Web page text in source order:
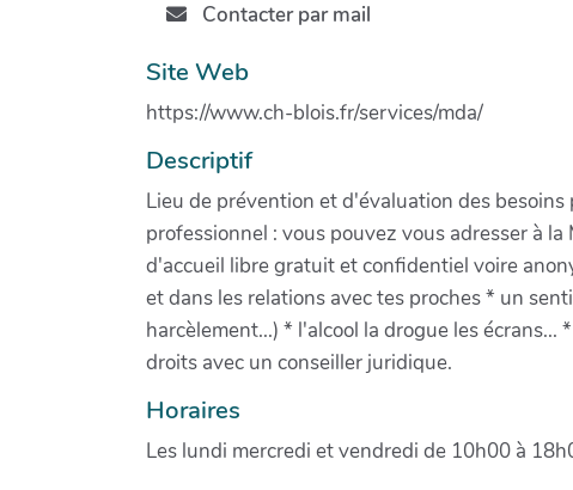
Contacter par mail
Site Web
https://www.ch-blois.fr/services/mda/
Descriptif
Lieu de prévention et d'évaluation des
professionnel : vous pouvez vous adresser à
d'accueil libre gratuit et confidentiel voire
et dans les relations avec tes proches * un
harcèlement...) * l'alcool la drogue les
droits avec un conseiller juridique.
Horaires
Les lundi mercredi et vendredi de 10h00 à